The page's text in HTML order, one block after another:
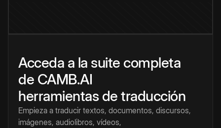
Acceda a la suite completa
de CAMB.AI
herramientas de traducción
Empieza a traducir textos, documentos, discursos,
imágenes, audiolibros, vídeos,